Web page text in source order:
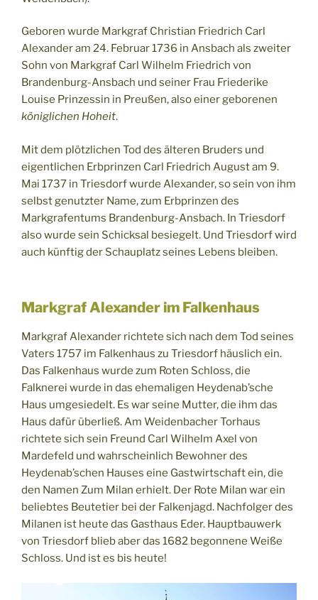
Geboren wurde Markgraf Christian Friedrich Carl
Alexander am 24. Februar 1736 in Ansbach als zweiter
Sohn von Markgraf Carl Wilhelm Friedrich von
Brandenburg-Ansbach und seiner Frau Friederike
Louise Prinzessin in Preußen, also einer geborenen
königlichen Hoheit.
Mit dem plötzlichen Tod des älteren Bruders und
eigentlichen Erbprinzen Carl Friedrich August am 9.
Mai 1737 in Triesdorf wurde Alexander, so sein von ihm
selbst genutzter Name, zum Erbprinzen des
Markgrafentums Brandenburg-Ansbach. In Triesdorf
also wurde sein Schicksal besiegelt. Und Triesdorf wird
auch künftig der Schauplatz seines Lebens bleiben.
Markgraf Alexander im Falkenhaus
Markgraf Alexander richtete sich nach dem Tod seines
Vaters 1757 im Falkenhaus zu Triesdorf häuslich ein.
Das Falkenhaus wurde zum Roten Schloss, die
Falknerei wurde in das ehemaligen Heydenab’sche
Haus umgesiedelt. Es war seine Mutter, die ihm das
Haus dafür überließ. Am Weidenbacher Torhaus
richtete sich sein Freund Carl Wilhelm Axel von
Mardefeld und wahrscheinlich Bewohner des
Heydenab’schen Hauses eine Gastwirtschaft ein, die
den Namen Zum Milan erhielt. Der Rote Milan war ein
beliebtes Beutetier bei der Falkenjagd. Nachfolger des
Milanen ist heute das Gasthaus Eder. Hauptbauwerk
von Triesdorf blieb aber das 1682 begonnene Weiße
Schloss. Und ist es bis heute!